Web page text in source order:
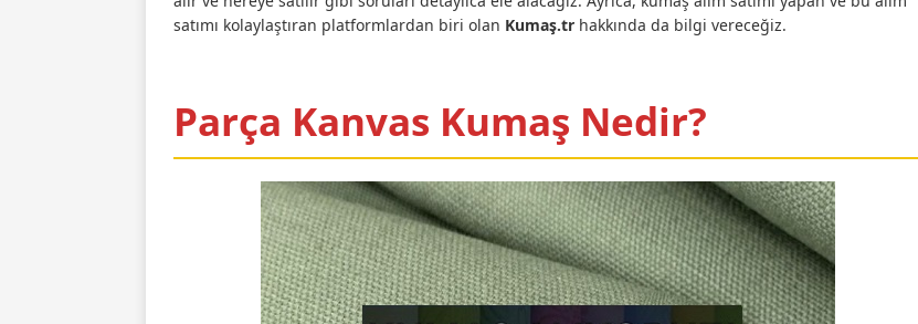
satımı kolaylaştıran platformlardan biri olan Kumaş.tr hakkında da bilgi vereceğiz.
Parça Kanvas Kumaş Nedir?